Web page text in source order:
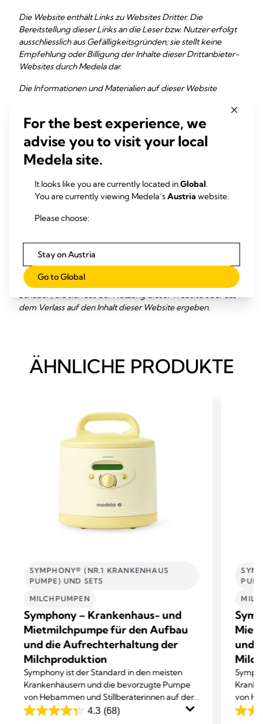
Die Website enthält Links zu Websites Dritter. Die
Bereitstellung dieser Links an die Leser bzw. Nutzer erfolgt
ausschliesslich aus Gefälligkeitsgründen; sie stellt keine
Empfehlung oder Billigung der Inhalte dieser Drittanbieter-
Websites durch Medela dar.
Die Informationen und Materialien auf dieser Website
übernommen. Obwohl wir versucht haben, die Richtigkeit
und Vollständigkeit der Informationen und Materialien auf
dieser Website sicherzustellen, übernehmen wir keine
Garantie oder Gewähr für die Richtigkeit, Vollständigkeit,
Materialien, die auf dieser Website enthalten oder mit ihr
verlinkt sind.
Jegliche Haftung in Bezug auf Handlungen, die aufgrund des
werden, wird hiermit ausdrücklich ausgeschlossen. Die
Nutzung der auf dieser Website enthaltenen oder mit dieser
verlinkten Inhalte erfolgt ausschliesslich auf eigene Gefahr.
Medela übernimmt keine Haftung für Verluste oder
Schäden, die sich aus der Nutzung dieser Website oder aus
dem Verlass auf den Inhalt dieser Website ergeben.
ÄHNLICHE PRODUKTE
SYMPHONY® (NR.1 KRANKENHAUS
PUMPE) UND SETS
MILCHPUMPEN
Symphony – Krankenhaus- und
Mietmilchpumpe für den Aufbau
und die Aufrechterhaltung der
Milchproduktion
Symphony ist der Standard in den meisten
Krankenhäusern und die bevorzugte Pumpe
von Hebammen und Stillberaterinnen auf der
ganzen Welt.
4.3 (68)
4.3
und
von
4.3
For the best experience, we
advise you to visit your local
Medela site.
It looks like you are currently located inGlobal.
You are currently viewing Medela’sAustria website.
Please choose:
Stay on Austria
Go to Global